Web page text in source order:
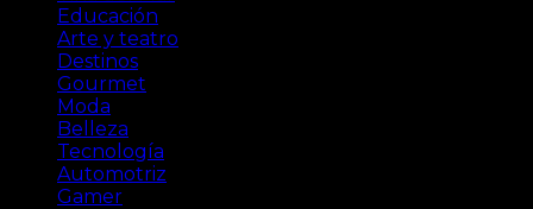
Educación
Arte y teatro
Destinos
Gourmet
Moda
Belleza
Tecnología
Automotriz
Gamer